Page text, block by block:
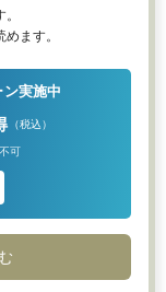
ます。
実施中
（税込）
可